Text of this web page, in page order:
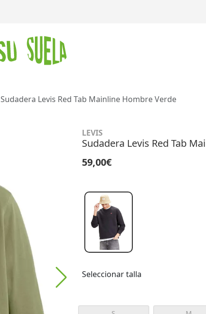
Sudadera Levis Red Tab Mainline Hombre Verde
LEVIS
Sudadera Levis Red Tab
59,00€
Seleccionar talla